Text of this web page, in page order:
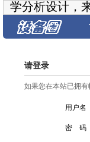
学分析设计，
请登录
如果您在本站已拥
用户名
密 码